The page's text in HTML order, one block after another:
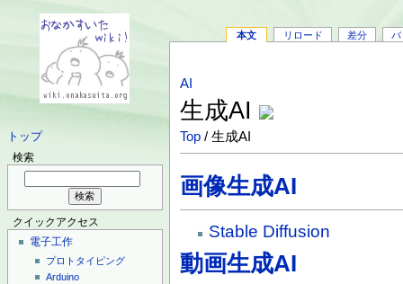
トップ
検索
クイックアクセス
電子工作
プロトタイピング
Arduino
本文 リロード 差分 バ
AI
生成AI
Top / 生成AI
画像生成AI
Stable Diffusion
動画生成AI